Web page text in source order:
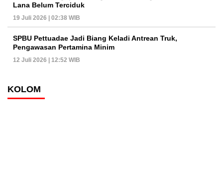
Lana Belum Terciduk
19 Juli 2026 | 02:38 WIB
SPBU Pettuadae Jadi Biang Keladi Antrean Truk,
Pengawasan Pertamina Minim
12 Juli 2026 | 12:52 WIB
KOLOM